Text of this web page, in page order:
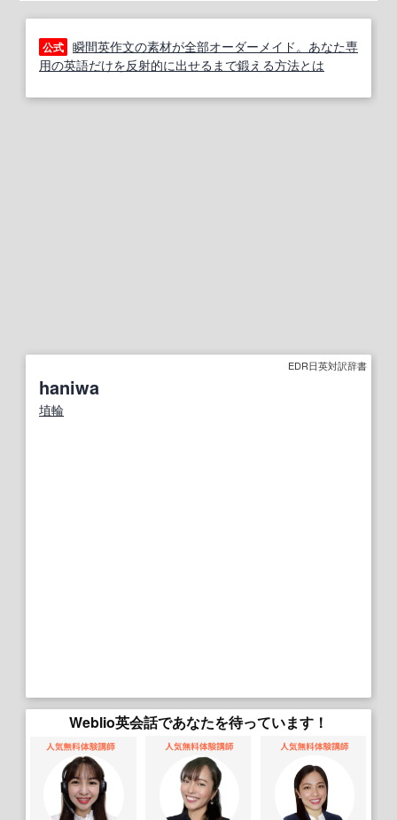
公式 瞬間英作文の素材が全部オーダーメイド。あなた専
用の英語だけを反射的に出せるまで鍛える方法とは
EDR日英対訳辞書
haniwa
埴輪
Weblio英会話であなたを待っています！